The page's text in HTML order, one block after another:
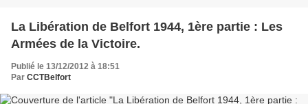
La Libération de Belfort 1944, 1ère partie : Les
Armées de la Victoire.
Publié le 13/12/2012 à 18:51
Par CCTBelfort